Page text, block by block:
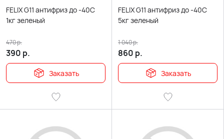
FELIX G11 антифриз до -40С
1кг зеленый
390 р.
470р.
Заказать
FELIX G11 антифриз до -40С
5кг зеленый
860 р.
1 040р.
Заказать